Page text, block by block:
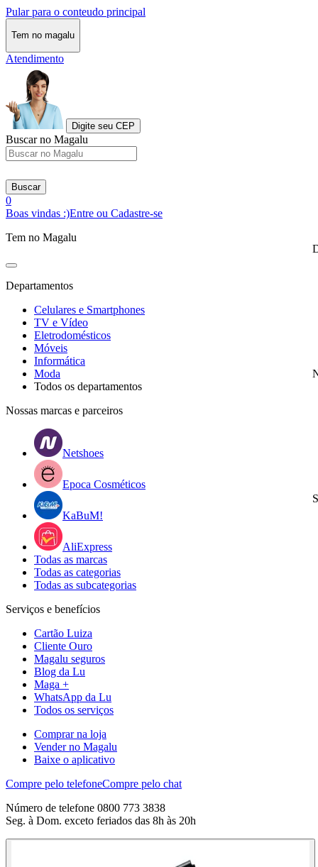
Pular para o conteudo principal
Tem no magalu
Atendimento
Digite seu CEP
Buscar no Magalu
Buscar
0
Boas vindas :)Entre ou Cadastre-se
Tem no Magalu
Departamentos
Celulares e Smartphones
TV e Vídeo
Eletrodomésticos
Móveis
Informática
Moda
Todos os departamentos
Nossas marcas e parceiros
Netshoes
Epoca Cosméticos
KaBuM!
AliExpress
Todas as marcas
Todas as categorias
Todas as subcategorias
Serviços e benefícios
Cartão Luiza
Cliente Ouro
Magalu seguros
Blog da Lu
Maga +
WhatsApp da Lu
Todos os serviços
Comprar na loja
Vender no Magalu
Baixe o aplicativo
Compre pelo telefoneCompre pelo chat
Número de telefone 0800 773 3838
Seg. à Dom. exceto feriados das 8h às 20h